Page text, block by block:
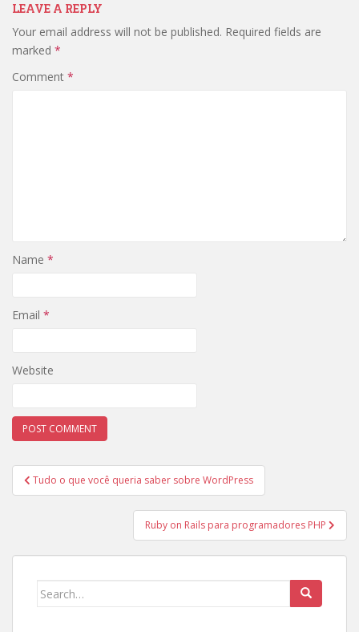
LEAVE A REPLY
Your email address will not be published. Required fields are
marked *
Comment *
Name *
Email *
Website
Post
navigation
Tudo o que você queria saber sobre WordPress
Ruby on Rails para programadores PHP
Search